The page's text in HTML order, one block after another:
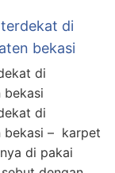
di
bekasi
di
bekasi
di
bekasi – karpet
di pakai